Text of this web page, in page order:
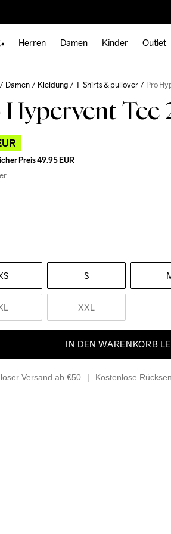
Herren Damen Kinder Outlet
Damen Kleidung T-Shirts & pullover Pro
Hypervent Tee
Preis49.95 EUR
S
XXL
IN DEN WARENKORB
Versand ab €50 Kostenlose